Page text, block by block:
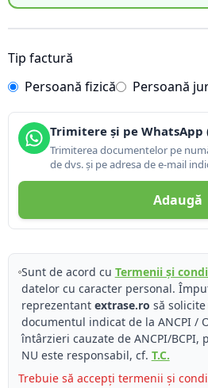
Tip factură
Persoană fizică
Persoană
Trimitere și pe
Trimiterea documentelor pe
de dvs. și pe adresa de e-mail
Adaugă
Sunt de acord cu Termenii și
datelor cu caracter personal.
reprezentant extrase.ro să
documentul indicat de la ANCPI /
întârzieri cauzate de ANCPI/BCPI,
NU este responsabil, cf. T.C.
Trebuie să accepți termenii și